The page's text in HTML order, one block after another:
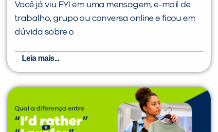
Você já viu FYI em uma mensagem, e-mail de
trabalho, grupo ou conversa online e ficou em
dúvida sobre o
Leia mais...